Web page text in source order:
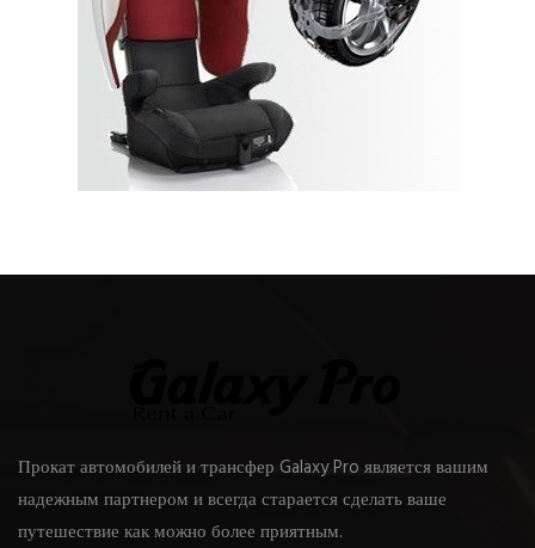
Прокат автомобилей и трансфер Galaxy Pro является вашим
надежным партнером и всегда старается сделать ваше
путешествие как можно более приятным.